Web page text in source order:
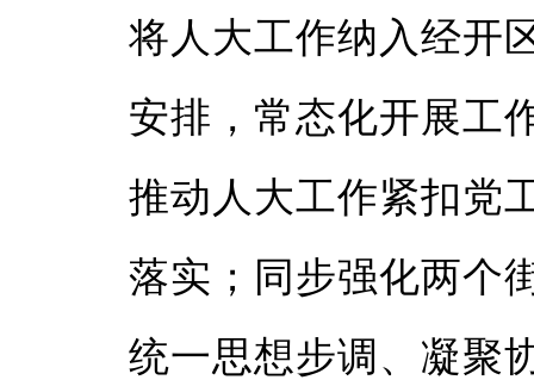
将人大工作纳入经开
安排，常态化开展工
推动人大工作紧扣党
落实；同步强化两个
统一思想步调、凝聚